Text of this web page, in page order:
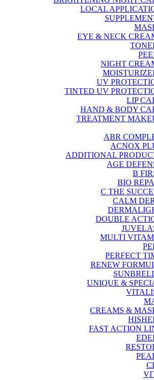
LOCAL
EYE & NECK
NIGHT
UV
TINTED UV
LIP
HAND & BODY
TREATMENT
ABR
ACNOX
ADDITIONAL
AGE
B
BIO
C THE
CALM
DOUBLE
MULTI
PERFECT
RENEW
UNIQUE &
CREAMS &
FAST ACTION